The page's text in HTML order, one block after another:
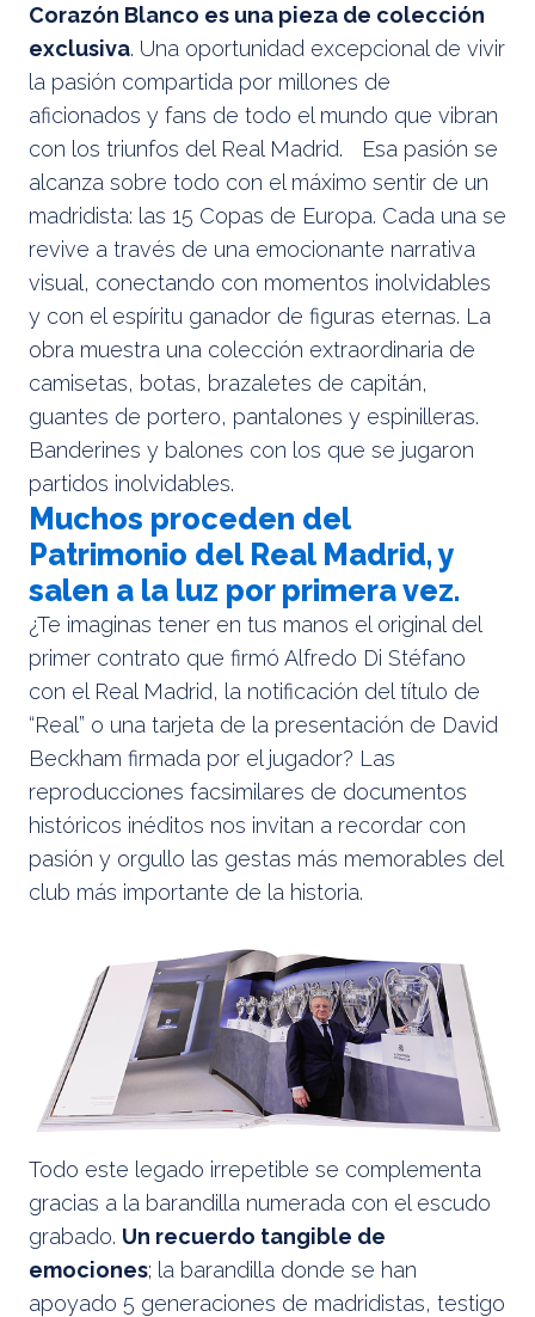
Corazón Blanco es una pieza de colección
exclusiva. Una oportunidad excepcional de vivir
la pasión compartida por millones de
aficionados y fans de todo el mundo que vibran
con los triunfos del Real Madrid. Esa pasión se
alcanza sobre todo con el máximo sentir de un
madridista: las 15 Copas de Europa. Cada una se
revive a través de una emocionante narrativa
visual, conectando con momentos inolvidables
y con el espíritu ganador de figuras eternas. La
obra muestra una colección extraordinaria de
camisetas, botas, brazaletes de capitán,
guantes de portero, pantalones y espinilleras.
Banderines y balones con los que se jugaron
partidos inolvidables.
Muchos proceden del
Patrimonio del Real Madrid, y
salen a la luz por primera vez.
¿Te imaginas tener en tus manos el original del
primer contrato que firmó Alfredo Di Stéfano
con el Real Madrid, la notificación del título de
“Real” o una tarjeta de la presentación de David
Beckham firmada por el jugador? Las
reproducciones facsimilares de documentos
históricos inéditos nos invitan a recordar con
pasión y orgullo las gestas más memorables del
club más importante de la historia.
Todo este legado irrepetible se complementa
gracias a la barandilla numerada con el escudo
grabado. Un recuerdo tangible de
emociones; la barandilla donde se han
apoyado 5 generaciones de madridistas, testigo